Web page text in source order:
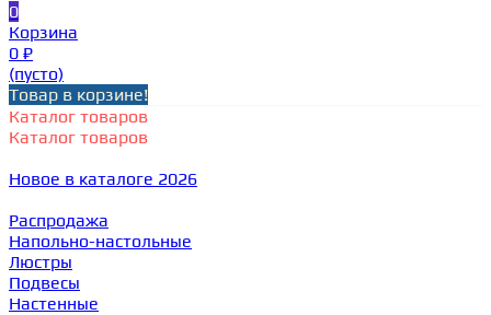
0
Корзина
0 ₽
(пусто)
Товар в корзине!
Каталог товаров
Каталог товаров
Новое в каталоге 2026
Распродажа
Напольно-настольные
Люстры
Подвесы
Настенные